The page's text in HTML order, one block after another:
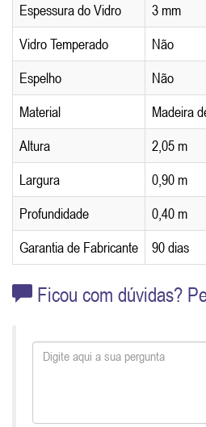
Espessura do Vidro
3 mm
Vidro Temperado
Não
Espelho
Não
Material
Madeira
Altura
2,05 m
Largura
0,90 m
Profundidade
0,40 m
Garantia de Fabricante
90 dias
Ficou com dúvidas?